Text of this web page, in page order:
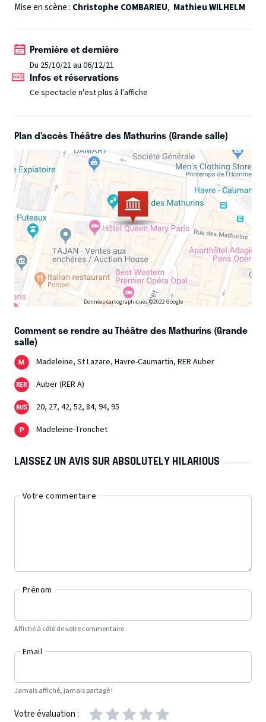
incontournable de Paris.
1 invité d'honneur et 5 humoristes !
Un authentique grand zapping de l'humour. 10 minutes
chrono par invité, tous styles confondus, pour un show
des plus éclectiques et bourré de surprises !
Prochaine Soirée : Lundi 25 octobre à 20hArtistes :
Denise, David Azencot, Marion Mezadorian, Thomas
Angelvy, Laurent Barat
Mise en scène : Christophe COMBARIEU, Mathieu WILHELM
Première et dernière
Du 25/10/21 au 06/12/21
Infos et réservations
Ce spectacle n'est plus à l’affiche
Plan d’accès Théâtre des Mathurins (Grande salle)
Données cartographiques ©2022 Google
Comment se rendre au Théâtre des Mathurins (Grande
salle)
Madeleine, St Lazare, Havre-Caumartin, RER Auber
Auber (RER A)
20, 27, 42, 52, 84, 94, 95
Madeleine-Tronchet
LAISSEZ UN AVIS SUR ABSOLUTELY HILARIOUS
Votre commentaire
Prénom
Affiché à côté de votre commentaire.
Email
Jamais affiché, jamais partagé !
Votre évaluation :